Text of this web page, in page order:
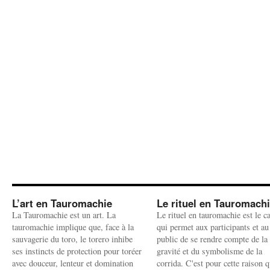
L’art en Tauromachie
La Tauromachie est un art. La
tauromachie implique que, face à la
sauvagerie du toro, le torero inhibe
ses instincts de protection pour toréer
avec douceur, lenteur et domination
Le rituel en
Le rituel en tauromachie est le
qui permet aux participants et au
public de se rendre compte de la
gravité et du symbolisme de la
corrida. C'est pour cette raison